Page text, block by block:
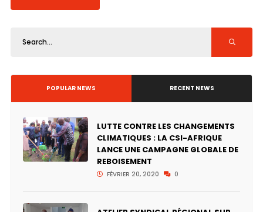
POPULAR NEWS RECENT NEWS
LUTTE CONTRE LES CHANGEMENTS
CLIMATIQUES : LA CSI-AFRIQUE
LANCE UNE CAMPAGNE GLOBALE DE
REBOISEMENT
FÉVRIER 20, 2020 0